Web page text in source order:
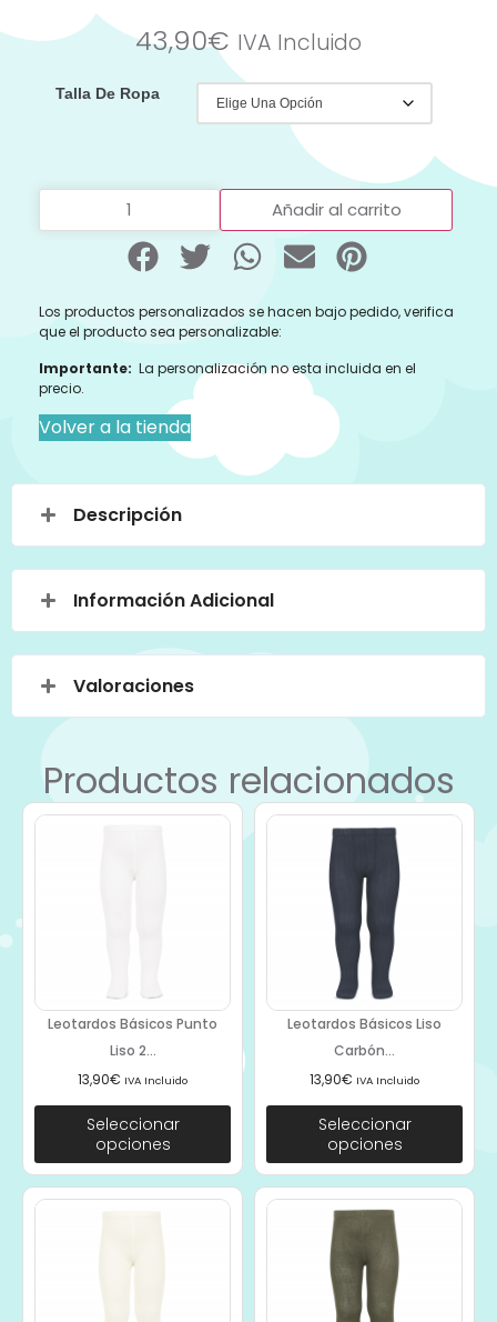
43,90€ IVA Incluido
Talla De Ropa
Añadir al carrito
Los productos personalizados se hacen bajo pedido, verifica
que el producto sea personalizable:
Importante: La personalización no esta incluida en el
precio.
Volver a la tienda
Descripción
Información Adicional
Valoraciones
Productos relacionados
Leotardos Básicos Punto
Liso 2...
13,90€ IVA Incluido
Seleccionar
opciones
Leotardos Básicos Liso
Carbón...
13,90€ IVA Incluido
Seleccionar
opciones